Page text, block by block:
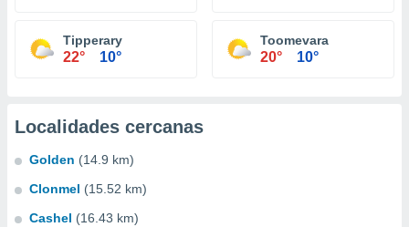
Tipperary
22° 10°
Toomevara
20° 10°
Localidades cercanas
Golden (14.9 km)
Clonmel (15.52 km)
Cashel (16.43 km)